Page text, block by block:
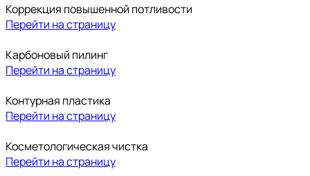
Коррекция повышенной потливости
Перейти на страницу
Карбоновый пилинг
Перейти на страницу
Контурная пластика
Перейти на страницу
Косметологическая чистка
Перейти на страницу